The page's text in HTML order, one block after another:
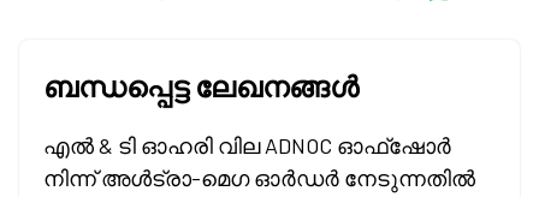
ബന്ധപ്പെട്ട ലേഖനങ്ങൾ
എൽ & ടി ഓഹരി വില ADNOC ഓഫ്‌ഷോർ
നിന്ന് അൾട്രാ-മെഗ ഓർഡർ നേടുന്നതിൽ